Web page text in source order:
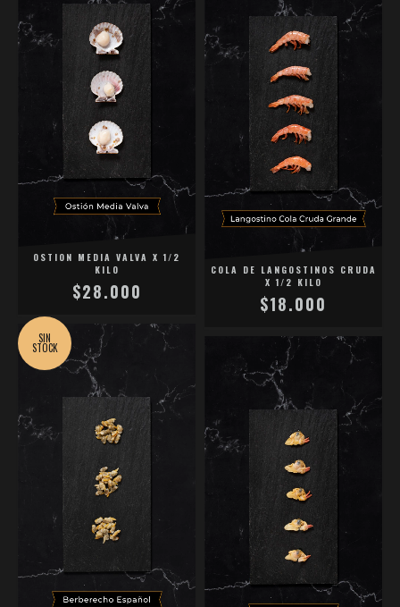
OSTION MEDIA VALVA X 1/2
KILO
$28.000
COLA DE LANGOSTINOS CRUDA
X 1/2 KILO
$18.000
SIN
STOCK